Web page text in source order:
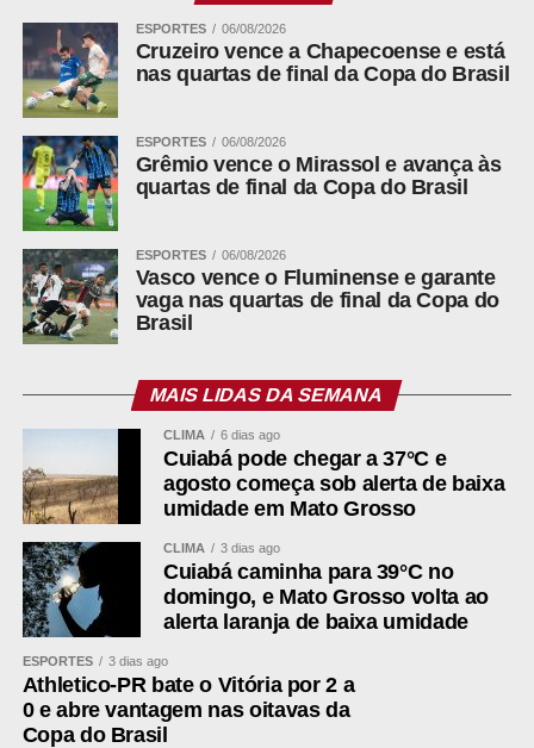
ESPORTES 06/08/2026
Cruzeiro vence a Chapecoense e está
nas quartas de final da Copa do Brasil
ESPORTES 06/08/2026
Grêmio vence o Mirassol e avança às
quartas de final da Copa do Brasil
ESPORTES 06/08/2026
Vasco vence o Fluminense e garante
vaga nas quartas de final da Copa do
Brasil
MAIS LIDAS DA SEMANA
CLIMA 6 dias ago
Cuiabá pode chegar a 37°C e
agosto começa sob alerta de baixa
umidade em Mato Grosso
CLIMA 3 dias ago
Cuiabá caminha para 39°C no
domingo, e Mato Grosso volta ao
alerta laranja de baixa umidade
ESPORTES 3 dias ago
Athletico-PR bate o Vitória por 2 a
0 e abre vantagem nas oitavas da
Copa do Brasil